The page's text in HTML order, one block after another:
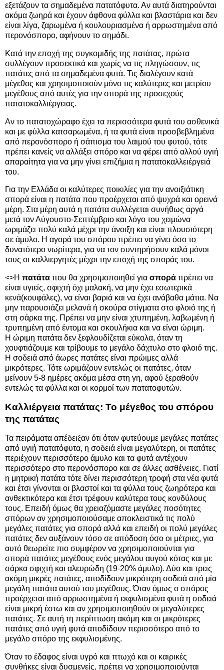
εξετάζουν τα σημαδεμένα πατατόφυτα. Αν αυτά διατηρούνται
ακόμα ζωηρά και έχουν άφθονα φύλλα και βλαστάρια και δεν
είναι λίγα, ζαρωμένα ή κουλουριασμένα ή αρρωστημένα από
περονόσπορο, αφήνουν το σημάδι.
Κατά την εποχή της συγκομιδής της πατάτας, πρώτα
συλλέγουν προσεκτικά και χωρίς να τις πληγώσουν, τις
πατάτες από τα σημαδεμένα φυτά. Τις διαλέγουν κατά
μέγεθος και χρησιμοποιούν μόνο τις καλύτερες και μετρίου
μεγέθους από αυτές για την σπορά της προσεχούς
πατατοκαλλιέργειας.
Αν το πατατοχώραφο έχει τα περισσότερα φυτά του ασθενικά
και με φύλλα κατσαρωμένα, ή τα φυτά είναι προσβεβλημένα
από περονόσπορο ή σάπισμα του λαιμού του φυτού, τότε
πρέπει κανείς να αλλάξει σπόρο και να φέρει από αλλού υγιή
απαραίτητα για να μην γίνει επιζήμια η πατατοκαλλειέργειά
του.
Για την Ελλάδα οι καλύτερες ποικιλίες για την ανοιξιάτικη
σπορά είναι η πατάτα που προέρχεται από ψυχρά και ορεινά
μέρη. Στα μέρη αυτά η πατάτα συλλέγεται συνήθως αργά
μετά τον Αύγουστο-Σεπτέμβριο και λόγο του χειμώνα
ωριμάζει πολύ καλά μέχρι την άνοιξη και είναι πλουσιότερη
σε άμυλο. Η αγορά του σπόρου πρέπει να γίνει όσο το
δυνατότερο νωρίτερα, για να τον συντηρήσουν καλά μόνοι
τους οι καλλιεργητές μέχρι την εποχή της σποράς του.
<>Η πατάτα που θα χρησιμοποιηθεί για σπορά πρέπει να
είναι υγιείς, σφιχτή όχι μαλακή, να μην έχει εσωτερικά
κενά(κουφάλες), να είναι βαριά και να έχει ανάβαθα μάτια. Να
μην παρουσιάζει μελανά ή σκούρα στίγματα στο φλοιό της ή
στη σάρκα της. Πρέπει να μην είναι χτυπημένη, λαβωμένη ή
τρυπημένη από έντομα και σκουλήκια και να είναι ώριμη.
Η ώριμη πατάτα δεν ξεφλουδίζεται εύκολα, όταν τη
χουφτιάζουμε και τρίβουμε το μεγάλο δάχτυλο στο φλοιό της.
Η σοδειά από άωρες πατάτες είναι πρώιμες αλλά
μικρότερες. Τότε ωριμάζουν εντελώς οι πατάτες, όταν
μείνουν 5-8 ημέρες ακόμα μέσα στη γη, αφού ξεραθούν
εντελώς τα φύλλα και οι κορμοί των πατατοφυτών.
Καλλιέργεια πατάτας: Το μέγεθος του σπόρου
της πατάτας
Τα πειράματα απέδειξαν ότι όταν φυτεύουμε μεγάλες πατάτες
από υγιή πατατόφυτα, η σοδειά είναι μεγαλύτερη, οι πατάτες
περιέχουν περισσότερο άμυλο και τα φυτά αντέχουν
περισσότερο στο περονόσπορο και σε άλλες ασθένειες. Γιατί
η μητρική πατάτα τότε δίνει περισσότερη τροφή στα νέα φυτά
και έτσι γίνονται οι βλαστοί και τα φύλλα τους ζωηρότερα και
ανθεκτικότερα και έτσι τρέφουν καλύτερα τους κονδύλους
τους. Επειδή όμως θα χρειαζόμαστε μεγάλες ποσότητες
σπόρων αν χρησιμοποιούσαμε αποκλειστικά τις πολύ
μεγάλες πατάτες για σπορά αλλά και επειδή οι πολύ μεγάλες
πατάτες δεν αυξάνουν τόσο σε απόδοση όσο οι μέτριες, για
αυτό θεωρείτε πιο συμφέρον να χρησιμοποιούνται για
σπορά πατάτες μεγέθους ενός μεγάλου αυγού κότας και με
σάρκα σφιχτή και αλευρώδη (19-20% άμυλο). Δύο και τρεις
ακόμη μικρές πατάτες, αποδίδουν μικρότερη σοδειά από μία
μεγάλη πατάτα αυτού του μεγέθους. Όταν όμως ο σπόρος
προέρχεται από αρρωστημένα ή εκφυλισμένα φυτά η σοδειά
είναι μικρή έστω και αν χρησιμοποιηθούν οι μεγαλύτερες
πατάτες. Σε αυτή τη περίπτωση ακόμη και οι μικρότερες
πατάτες από υγιή φυτά αποδίδουν περισσότερο από το
μεγάλο σπόρο της εκφυλισμένης.
Όταν το έδαφος είναι υγρό και πτωχό και οι καιρικές
συνθήκες είναι δυσμενείς, πρέπει να χρησιμοποιούνται